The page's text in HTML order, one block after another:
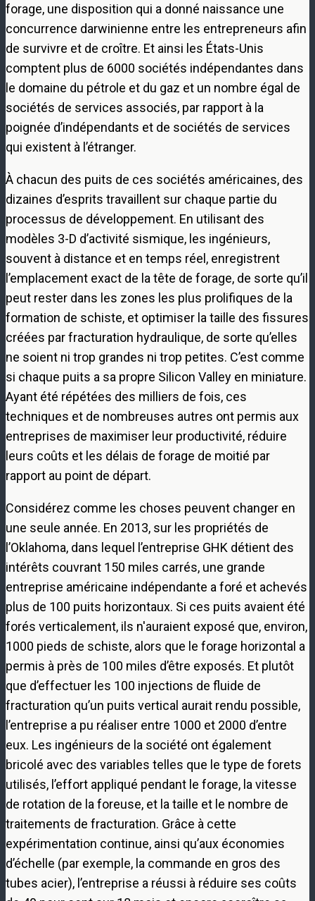
forage, une disposition qui a donné naissance une
concurrence darwinienne entre les entrepreneurs afin
de survivre et de croître. Et ainsi les États-Unis
comptent plus de 6000 sociétés indépendantes dans
le domaine du pétrole et du gaz et un nombre égal de
sociétés de services associés, par rapport à la
poignée d’indépendants et de sociétés de services
qui existent à l’étranger.
À chacun des puits de ces sociétés américaines, des
dizaines d’esprits travaillent sur chaque partie du
processus de développement. En utilisant des
modèles 3-D d’activité sismique, les ingénieurs,
souvent à distance et en temps réel, enregistrent
l’emplacement exact de la tête de forage, de sorte qu’il
peut rester dans les zones les plus prolifiques de la
formation de schiste, et optimiser la taille des fissures
créées par fracturation hydraulique, de sorte qu’elles
ne soient ni trop grandes ni trop petites. C’est comme
si chaque puits a sa propre Silicon Valley en miniature.
Ayant été répétées des milliers de fois, ces
techniques et de nombreuses autres ont permis aux
entreprises de maximiser leur productivité, réduire
leurs coûts et les délais de forage de moitié par
rapport au point de départ.
Considérez comme les choses peuvent changer en
une seule année. En 2013, sur les propriétés de
l’Oklahoma, dans lequel l’entreprise GHK détient des
intérêts couvrant 150 miles carrés, une grande
entreprise américaine indépendante a foré et achevés
plus de 100 puits horizontaux. Si ces puits avaient été
forés verticalement, ils n'auraient exposé que, environ,
1000 pieds de schiste, alors que le forage horizontal a
permis à près de 100 miles d’être exposés. Et plutôt
que d’effectuer les 100 injections de fluide de
fracturation qu’un puits vertical aurait rendu possible,
l’entreprise a pu réaliser entre 1000 et 2000 d’entre
eux. Les ingénieurs de la société ont également
bricolé avec des variables telles que le type de forets
utilisés, l’effort appliqué pendant le forage, la vitesse
de rotation de la foreuse, et la taille et le nombre de
traitements de fracturation. Grâce à cette
expérimentation continue, ainsi qu’aux économies
d’échelle (par exemple, la commande en gros des
tubes acier), l’entreprise a réussi à réduire ses coûts